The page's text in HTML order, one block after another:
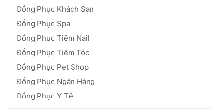
Đồng Phục Khách Sạn
Đồng Phục Spa
Đồng Phục Tiệm Nail
Đồng Phục Tiệm Tóc
Đồng Phục Pet Shop
Đồng Phục Ngân Hàng
Đồng Phục Y Tế